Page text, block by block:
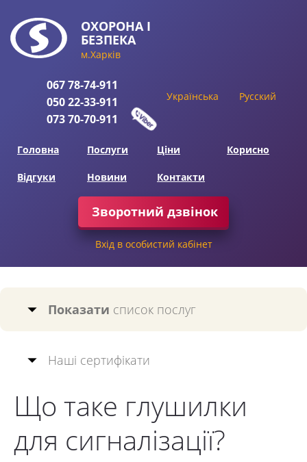
ОХОРОНАІ
БЕЗПЕКА
м.Харків
06778-74-911
05022-33-911
07370-70-911
Українська Русский
Головна Послуги Ціни Корисно
Відгуки Новини Контакти
Зворотний дзвінок
Вхід в особистий кабінет
Показати список послуг
Наші сертифікати
Що таке глушилки
для сигналізації?